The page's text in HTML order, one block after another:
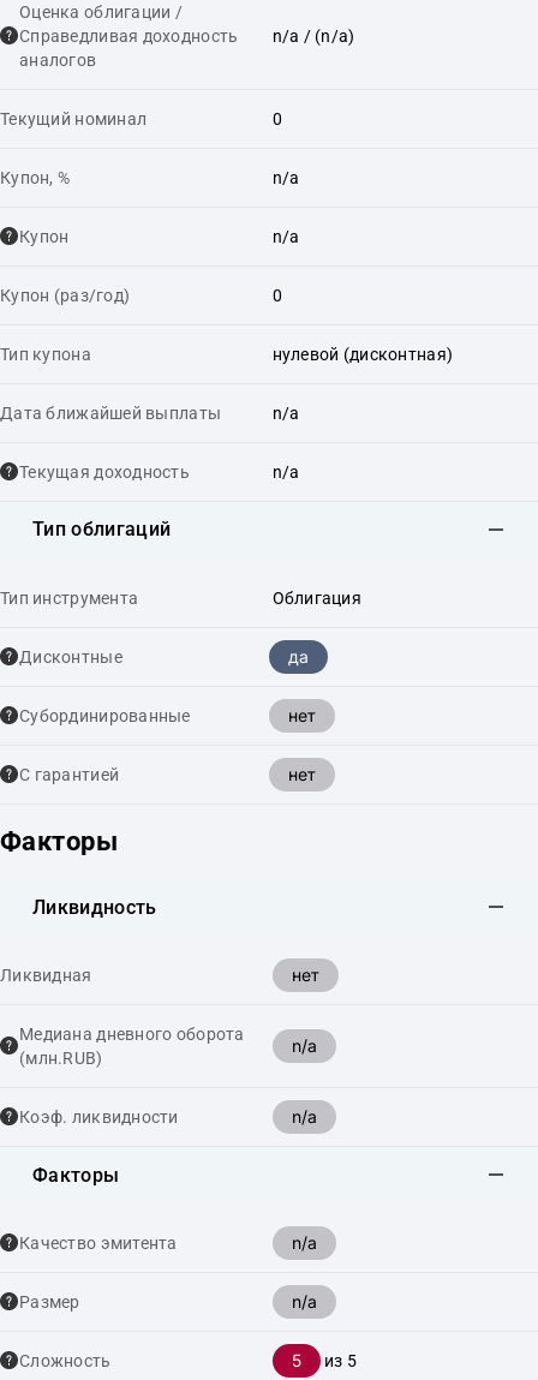
Оценка облигации /
Справедливая доходность
аналогов
n/a / (n/a)
Текущий номинал 0
Купон, % n/a
Купон n/a
Купон (раз/год) 0
Тип купона нулевой (дисконтная)
Дата ближайшей выплаты n/a
Текущая доходность n/a
Тип облигаций
Тип инструмента Облигация
Дисконтные да
Cубординированные нет
С гарантией нет
Факторы
Ликвидность
Ликвидная нет
Медиана дневного оборота
(млн.RUB)
n/a
Коэф. ликвидности n/a
Факторы
Качество эмитента n/a
Размер n/a
Сложность 5 из 5